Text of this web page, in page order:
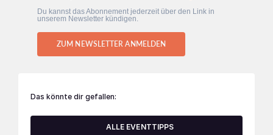
Du kannst das Abonnement jederzeit über den Link in
unserem Newsletter kündigen.
ZUM NEWSLETTER ANMELDEN
Das könnte dir gefallen:
ALLE EVENTTIPPS